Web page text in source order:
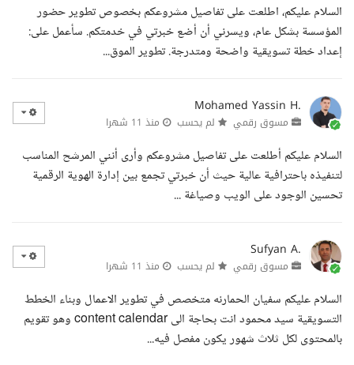
السلام عليكم، اطلعت على تفاصيل مشروعكم بخصوص تطوير حضور
المؤسسة بشكل عام، ويسرني أن أضع خبرتي في خدمتكم. سأعمل على:
إعداد خطة تسويقية واضحة ومتدرجة. تطوير الموق...
Mohamed Yassin H.
مسوق رقمي لم يحسب منذ 11 شهرا
السلام عليكم أطلعت على تفاصيل مشروعكم وأرى أنني المرشح المناسب
لتنفيذه باحترافية عالية حيث أن خبرتي تجمع بين إدارة الهوية الرقمية
تحسين الوجود على الويب وصياغة ...
Sufyan A.
مسوق رقمي لم يحسب منذ 11 شهرا
السلام عليكم سفيان الحمارنه متخصص في تطوير الاعمال وبناء الخطط
التسويقية سيد محمود انت بحاجة الى content calendar وهو تقويم
بالمحتوى لكل ثلاث شهور يكون مفصل فيه...